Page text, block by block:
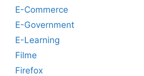
E-Commerce
E-Government
E-Learning
Filme
Firefox